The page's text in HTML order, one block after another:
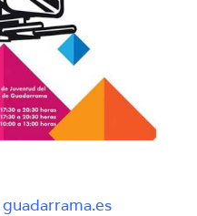
guadarrama.es